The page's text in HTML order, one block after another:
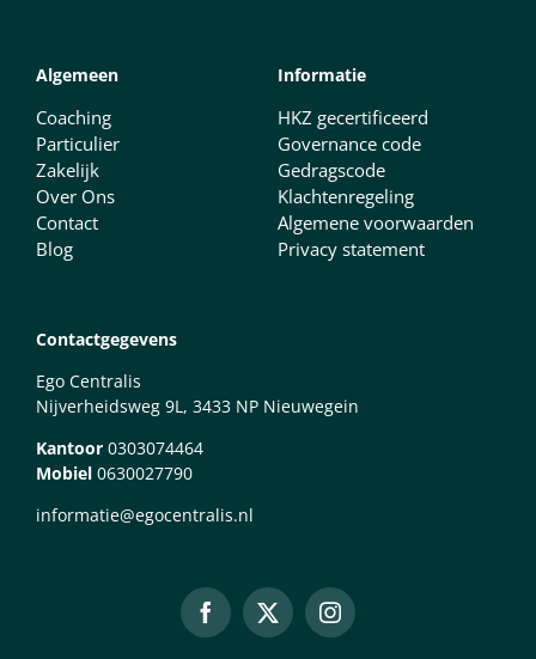
Algemeen
Coaching
Particulier
Zakelijk
Over Ons
Contact
Blog
Informatie
HKZ gecertificeerd
Governance code
Gedragscode
Klachtenregeling
Algemene voorwaarden
Privacy statement
Contactgegevens
Ego Centralis
Nijverheidsweg 9L, 3433 NP Nieuwegein
Kantoor 0303074464
Mobiel 0630027790
informatie@egocentralis.nl